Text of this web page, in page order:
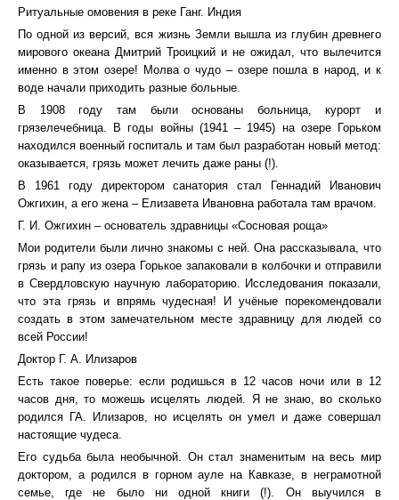
Ритуальные омовения в реке Ганг. Индия
По одной из версий, вся жизнь Земли вышла из глубин древнего
мирового океана Дмитрий Троицкий и не ожидал, что вылечится
именно в этом озере! Молва о чудо – озере пошла в народ, и к
воде начали приходить разные больные.
В 1908 году там были основаны больница, курорт и
грязелечебница. В годы войны (1941 – 1945) на озере Горьком
находился военный госпиталь и там был разработан новый метод:
оказывается, грязь может лечить даже раны (!).
В 1961 году директором санатория стал Геннадий Иванович
Ожгихин, а его жена – Елизавета Ивановна работала там врачом.
Г. И. Ожгихин – основатель здравницы «Сосновая роща»
Мои родители были лично знакомы с ней. Она рассказывала, что
грязь и рапу из озера Горькое запаковали в колбочки и отправили
в Свердловскую научную лабораторию. Исследования показали,
что эта грязь и впрямь чудесная! И учёные порекомендовали
создать в этом замечательном месте здравницу для людей со
всей России!
Доктор Г. А. Илизаров
Есть такое поверье: если родишься в 12 часов ночи или в 12
часов дня, то можешь исцелять людей. Я не знаю, во сколько
родился ГА. Илизаров, но исцелять он умел и даже совершал
настоящие чудеса.
Его судьба была необычной. Он стал знаменитым на весь мир
доктором, а родился в горном ауле на Кавказе, в неграмотной
семье, где не было ни одной книги (!). Он выучился в